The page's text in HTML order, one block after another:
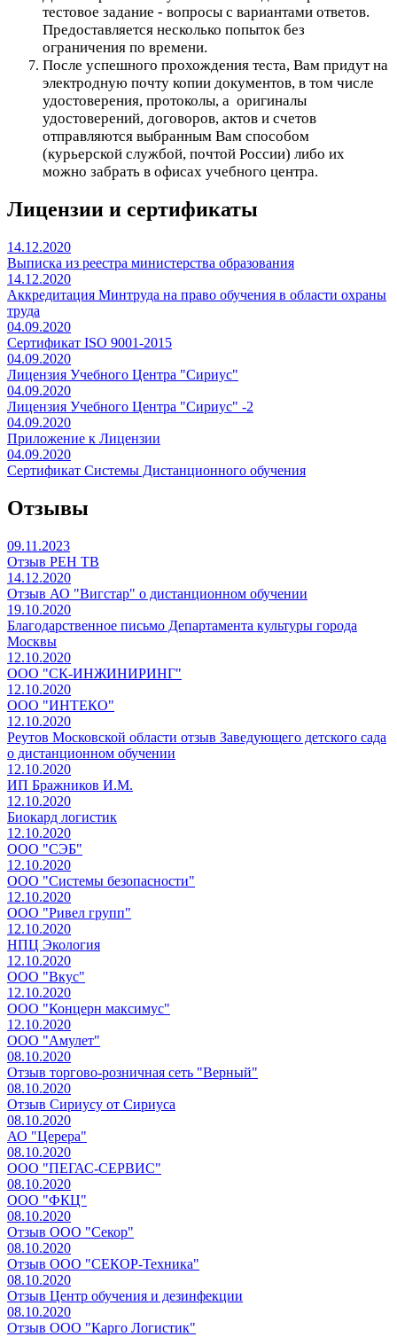
тестовое задание - вопросы с вариантами ответов.
Предоставляется несколько попыток без
ограничения по времени.
После успешного прохождения теста, Вам придут на
электродную почту копии документов, в том числе
удостоверения, протоколы, а оригиналы
удостоверений, договоров, актов и счетов
отправляются выбранным Вам способом
(курьерской службой, почтой России) либо их
можно забрать в офисах учебного центра.
Лицензии и сертификаты
14.12.2020
Выписка из реестра министерства образования
14.12.2020
Аккредитация Минтруда на право обучения в области охраны
труда
04.09.2020
Сертификат ISO 9001-2015
04.09.2020
Лицензия Учебного Центра "Сириус"
04.09.2020
Лицензия Учебного Центра "Сириус" -2
04.09.2020
Приложение к Лицензии
04.09.2020
Сертификат Системы Дистанционного обучения
Отзывы
09.11.2023
Отзыв РЕН ТВ
14.12.2020
Отзыв АО "Вигстар" о дистанционном обучении
19.10.2020
Благодарственное письмо Департамента культуры города
Москвы
12.10.2020
ООО "СК-ИНЖИНИРИНГ"
12.10.2020
ООО "ИНТЕКО"
12.10.2020
Реутов Московской области отзыв Заведующего детского сада
о дистанционном обучении
12.10.2020
ИП Бражников И.М.
12.10.2020
Биокард логистик
12.10.2020
ООО "СЭБ"
12.10.2020
ООО "Системы безопасности"
12.10.2020
ООО "Ривел групп"
12.10.2020
НПЦ Экология
12.10.2020
ООО "Вкус"
12.10.2020
ООО "Концерн максимус"
12.10.2020
ООО "Амулет"
08.10.2020
Отзыв торгово-розничная сеть "Верный"
08.10.2020
Отзыв Сириусу от Сириуса
08.10.2020
АО "Церера"
08.10.2020
ООО "ПЕГАС-СЕРВИС"
08.10.2020
ООО "ФКЦ"
08.10.2020
Отзыв ООО "Секор"
08.10.2020
Отзыв ООО "СЕКОР-Техника"
08.10.2020
Отзыв Центр обучения и дезинфекции
08.10.2020
Отзыв ООО "Карго Логистик"